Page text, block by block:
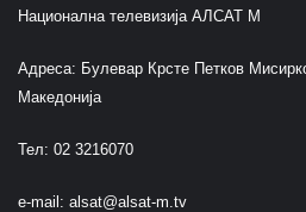
Национална телевизија АЛСАТ М
Адреса: Булевар Крсте Петков
Македонија
Тел: 02 3216070
e-mail: alsat@alsat-m.tv